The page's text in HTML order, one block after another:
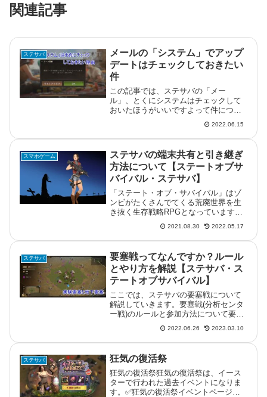
関連記事
ステサバ
メールの「システム」でアップ
デートはチェックしておきたい
件
この記事では、ステサバの「メー
ル」、とくにシステムはチェックして
おいたほうがいいですよって件につい
てです。これ、忘れていると出先でち
ょっと困ったことになりがちだったり
シます。期限内にアップデートをすれ
ばアイテムがもらえるステサバのアプ
リにア...
2022.06.15
スマホゲーム
ステサバの端末共有と引き継ぎ
方法について【ステートオブサ
バイバル・ステサバ】
「ステート・オブ・サバイバル」はゾ
ンビがたくさんでてくる荒廃世界を生
き抜く生存戦略RPGとなっています。
そんな「ステサバ」に関しての攻略メ
モです。ステート・オブ・サバイバル
はandoridエミュでも動きますパソコン
を持っている人であればアン...
2021.08.30 2022.05.17
ステサバ
要塞戦ってなんですか？ルール
とやり方を解説【ステサバ・ス
テートオブサバイバル】
ここでは、ステサバの要塞戦について
解説していきます。要塞戦(分析センタ
ー戦)のルールと参加方法について要塞
戦は、荒野にある12の地下要塞と4つの
実験要塞を同盟間でとりあいます。要
塞ごとに占拠したときの報酬が違うの
で、よりよい報酬が入手できる...
2022.06.26 2023.03.10
ステサバ 狂気の復活祭
狂気の復活祭狂気の復活祭は、イース
ターで行われた過去イベントになりま
す。✅狂気の復活祭イベントページの